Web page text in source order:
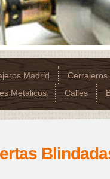
Madrid Cerrajeros
Metalicos
Calles